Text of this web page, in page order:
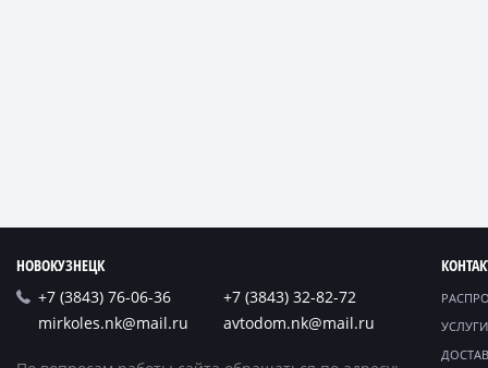
НОВОКУЗНЕЦК
+7 (3843) 76-06-36
+7 (3843) 32-82-72
mirkoles.nk@mail.ru
avtodom.nk@mail.ru